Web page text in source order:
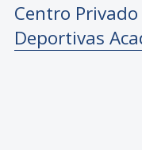
Centro
Deportivas